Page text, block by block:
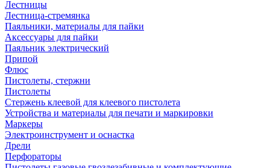
Лестницы
Лестница-стремянка
Паяльники, материалы для пайки
Аксессуары для пайки
Паяльник электрический
Припой
Флюс
Пистолеты, стержни
Пистолеты
Стержень клеевой для клеевого пистолета
Устройства и материалы для печати и маркировки
Маркеры
Электроинструмент и оснастка
Дрели
Перфораторы